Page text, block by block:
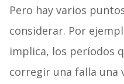
Pero hay varios
considerar. Por
implica, los períodos
corregir una falla una